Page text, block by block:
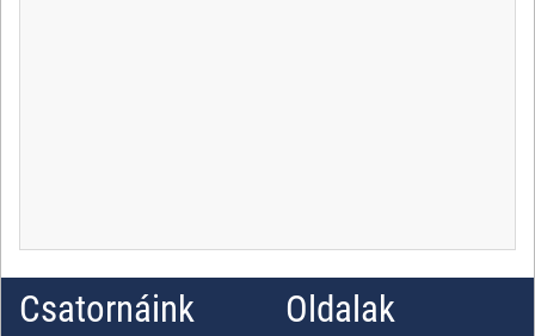
Csatornáink Oldalak